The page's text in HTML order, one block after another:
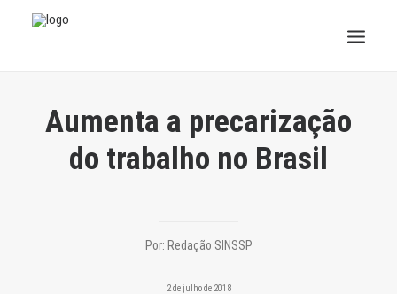
JURÍDICO
Aumenta a precarização
do trabalho no Brasil
Por: Redação SINSSP
2 de julho de 2018